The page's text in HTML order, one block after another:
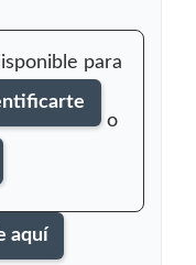
para
o
aquí